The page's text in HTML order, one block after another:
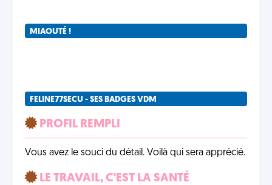
MIAOUTÉ !
FELINE77SECU - SES BADGES VDM
PROFIL REMPLI
Vous avez le souci du détail. Voilà qui sera apprécié.
LE TRAVAIL, C'EST LA SANTÉ